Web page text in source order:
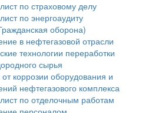
по страховому делу
по энергоаудиту
оборона)
в нефтегазовой отрасли
технологии переработки
сырья
коррозии оборудования и
нефтегазового комплекса
по отделочным работам